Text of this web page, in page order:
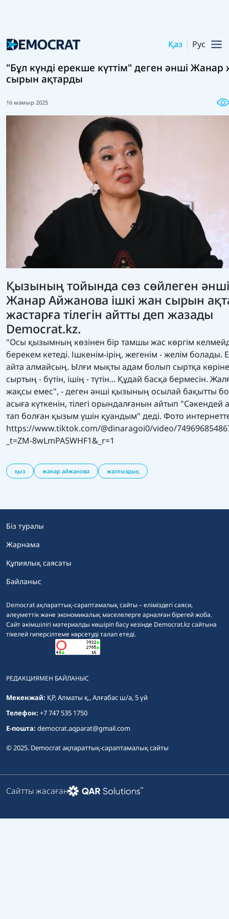
Қаз Рус
"Бұл күнді ерекше күттім" деген әнші Жанар
сырын ақтарды
16 мамыр 2025
Қызының тойында сөз сөйлеген әнші
Жанар Айжанова ішкі жан сырын
жастарға тілегін айтты деп жазады
Democrat.kz.
"Осы қызымның көзінен бір тамшы жас көргім
берекем кетеді. Ішкенім-ірің, жегенім - желім болады.
айта алмайсың. Ылғи мықты адам болып сыртқа
сыртың - бүтін, ішің - түтін... Құдай басқа бермесін.
жақсы емес", - деген әнші қызының осылай бақытты
асыға күткенін, тілегі орындалғанын айтып "Сәкендей
тап болған қызым үшін қуандым" деді. Фото
https://www.tiktok.com/@dinaragoi0/video/
_t=ZM-8wLmPA5WHF1&_r=1
қыз жанар айжанова жалғыздық
Democrat ақпараттық-сараптамалық сайты – еліміздегі саяси,
әлеуметтік және экономикалық мәселелерге арналған бірегей жоба.
Сайт әкімшілігі материалды көшіріп басу кезінде Democrat.kz сайтына
тікелей гиперсілтеме көрсетуді талап етеді.
Біз туралы
Жарнама
Құпиялық саясаты
Байланыс
РЕДАКЦИЯМЕН БАЙЛАНЫС
Мекенжай: ҚР, Алматы қ., Алғабас ш/а, 5 үй
Телефон: +7 747 535 1750
E-пошта: democrat.aqparat@gmail.com
© 2025. Democrat ақпараттық-сараптамалық сайты
Сайтты жасаған